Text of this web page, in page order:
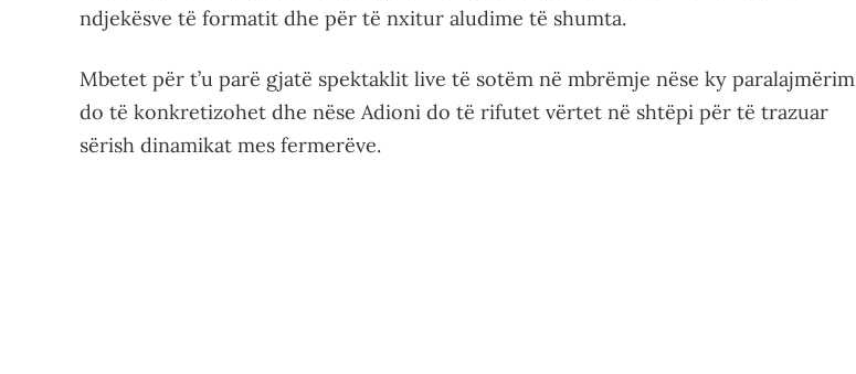
ndjekësve të formatit dhe për të nxitur aludime të shumta.
Mbetet për t’u parë gjatë spektaklit live të sotëm në mbrëmje nëse ky paralajmërim
do të konkretizohet dhe nëse Adioni do të rifutet vërtet në shtëpi për të trazuar
sërish dinamikat mes fermerëve.